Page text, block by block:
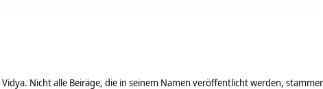
Nicht alle Beiräge, die in seinem Namen veröffentlicht werden,